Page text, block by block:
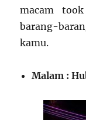
macam
barang-
kamu.
Malam :